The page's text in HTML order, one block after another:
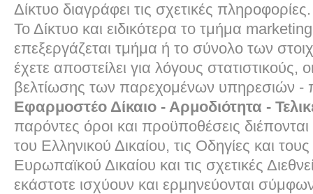
Δίκτυο διαγράφει τις σχετικές πληροφορίες.
Το Δίκτυο και ειδικότερα το τμήμα
επεξεργάζεται τμήμα ή το σύνολο των
έχετε αποστείλει για λόγους στατιστικούς,
βελτίωσης των παρεχομένων υπηρεσιών -
Εφαρμοστέο Δίκαιο - Αρμοδιότητα -
παρόντες όροι και προϋποθέσεις διέπονται
του Ελληνικού Δικαίου, τις Οδηγίες και
Ευρωπαϊκού Δικαίου και τις σχετικές
εκάστοτε ισχύουν και ερμηνεύονται